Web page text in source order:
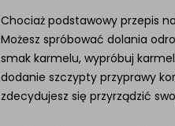
Chociaż podstawowy przepis
Możesz spróbować dolania
smak karmelu, wypróbuj
dodanie szczypty przyprawy
zdecydujesz się przyrządzić